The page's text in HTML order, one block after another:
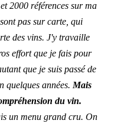
2000 références sur ma
pas sur carte, qui
des vins. J'y travaille
effort que je fais pour
que je suis passé de
quelques années. Mais
du vin.
un menu grand cru. On